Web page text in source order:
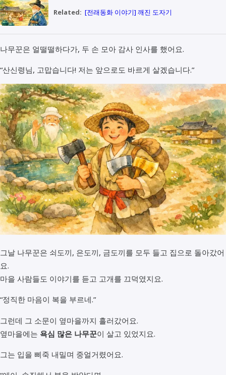
Related: [전래동화 이야기] 깨진 도자기
나무꾼은 얼떨떨하다가, 두 손 모아 감사 인사를 했어요.
“산신령님, 고맙습니다! 저는 앞으로도 바르게 살겠습니다.”
그날 나무꾼은 쇠도끼, 은도끼, 금도끼를 모두 들고 집으로 돌아갔어
요.
마을 사람들도 이야기를 듣고 고개를 끄덕였지요.
“정직한 마음이 복을 부르네.”
그런데 그 소문이 옆마을까지 흘러갔어요.
옆마을에는 욕심 많은 나무꾼이 살고 있었지요.
그는 입을 삐죽 내밀며 중얼거렸어요.